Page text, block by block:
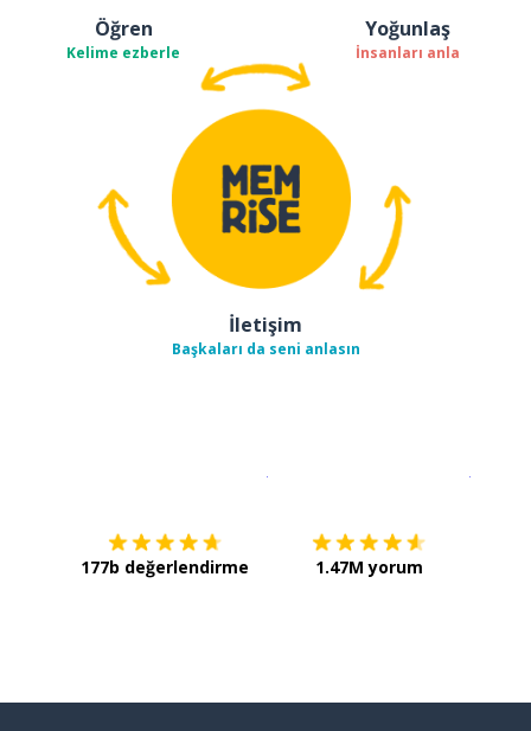
Öğren
Kelime ezberle
Yoğunlaş
İnsanları anla
İletişim
Başkaları da seni anlasın
177b değerlendirme 1.47M yorum